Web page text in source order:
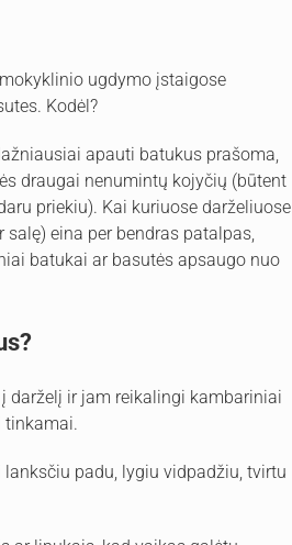
ugdymo įstaigose
Kodėl?
apauti batukus prašoma,
draugai nenumintų kojyčių (būtent
priekiu). Kai kuriuose darželiuose
eina per bendras patalpas,
batukai ar basutės apsaugo nuo
darželį ir jam reikalingi kambariniai
tinkamai.
padu, lygiu vidpadžiu, tvirtu